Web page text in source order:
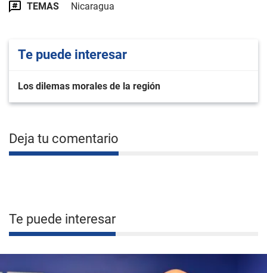
TEMAS Nicaragua
Te puede interesar
Los dilemas morales de la región
Deja tu comentario
Te puede interesar